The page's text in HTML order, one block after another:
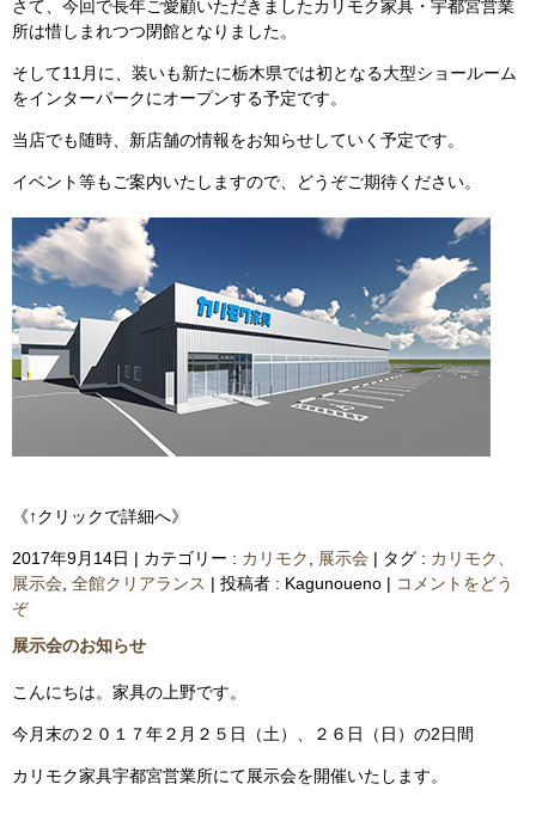
さて、今回で長年ご愛顧いただきましたカリモク家具・宇都宮営業
所は惜しまれつつ閉館となりました。
そして11月に、装いも新たに栃木県では初となる大型ショールーム
をインターパークにオープンする予定です。
当店でも随時、新店舗の情報をお知らせしていく予定です。
イベント等もご案内いたしますので、どうぞご期待ください。
《↑クリックで詳細へ》
2017年9月14日 | カテゴリー : カリモク, 展示会 | タグ : カリモク、
展示会, 全館クリアランス | 投稿者 : Kagunoueno | コメントをどう
ぞ
展示会のお知らせ
こんにちは。家具の上野です。
今月末の２０１７年２月２５日（土）、２６日（日）の2日間
カリモク家具宇都宮営業所にて展示会を開催いたします。